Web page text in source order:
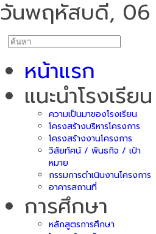
วันพฤหัสบดี, 06
หน้าแรก
แนะนำโรงเรียน
ความเป็นมาของโรงเรียน
โครงสร้างบริหารโครงการ
โครงสร้างงานโครงการ
วิสัยทัศน์ / พันธกิจ / เป้า
หมาย
กรรมการดำเนินงานโครงการ
อาคารสถานที่
การศึกษา
หลักสูตรการศึกษา